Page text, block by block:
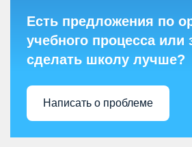
Есть предложения по
учебного процесса или
сделать школу лучше?
Написать о проблеме